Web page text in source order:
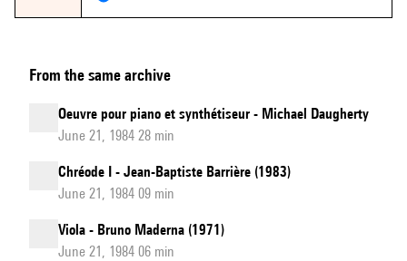
From the same archive
Oeuvre pour piano et synthétiseur - Michael Daugherty
June 21, 1984 28 min
Chréode I - Jean-Baptiste Barrière (1983)
June 21, 1984 09 min
Viola - Bruno Maderna (1971)
June 21, 1984 06 min